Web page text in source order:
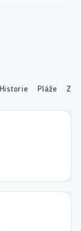
Historie Pláže